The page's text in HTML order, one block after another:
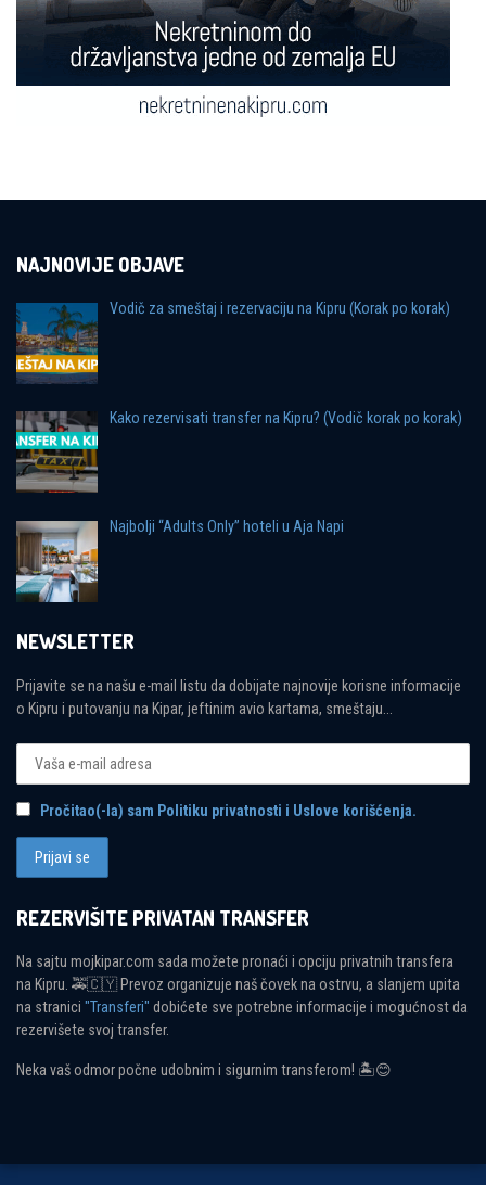
NAJNOVIJE OBJAVE
Vodič za smeštaj i rezervaciju na Kipru (Korak po korak)
Kako rezervisati transfer na Kipru? (Vodič korak po korak)
Najbolji “Adults Only” hoteli u Aja Napi
NEWSLETTER
Prijavite se na našu e-mail listu da dobijate najnovije korisne informacije
o Kipru i putovanju na Kipar, jeftinim avio kartama, smeštaju...
Pročitao(-la) sam Politiku privatnosti i Uslove korišćenja.
REZERVIŠITE PRIVATAN TRANSFER
Na sajtu mojkipar.com sada možete pronaći i opciju privatnih transfera
na Kipru. 🚕🇨🇾 Prevoz organizuje naš čovek na ostrvu, a slanjem upita
na stranici "Transferi" dobićete sve potrebne informacije i mogućnost da
rezervišete svoj transfer.
Neka vaš odmor počne udobnim i sigurnim transferom! 🏝😊